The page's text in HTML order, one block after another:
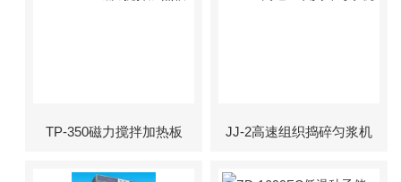
TP-350磁力搅拌加热板 JJ-2高速组织捣碎匀浆机